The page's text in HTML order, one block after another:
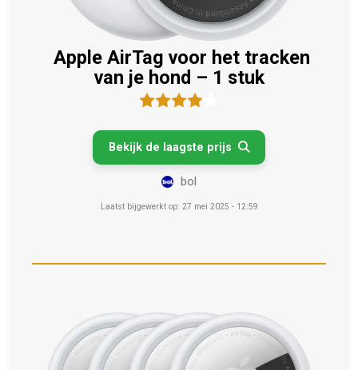
Apple AirTag voor het tracken
van je hond – 1 stuk
Bekijk de laagste prijs 
bol
Laatst bijgewerkt op: 27 mei 2025 - 12:59